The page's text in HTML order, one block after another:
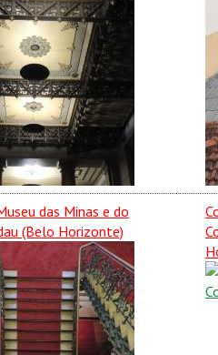
das Minas e do
(Belo Horizonte)